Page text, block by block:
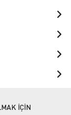
İÇİN